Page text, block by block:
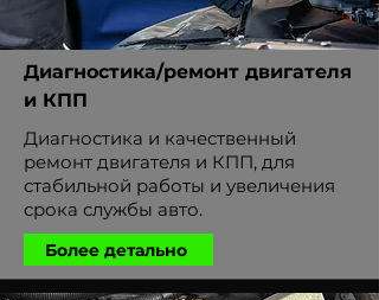
Диагностика/ремонт двигателя
и КПП
Диагностика и качественный
ремонт двигателя и КПП, для
стабильной работы и увеличения
срока службы авто.
Более детально